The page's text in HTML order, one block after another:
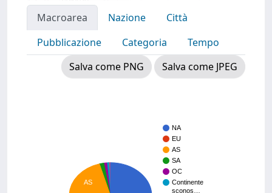
Macroarea Nazione
Città
Pubblicazione
Categoria
Tempo
Salva come PNG
Salva come JPEG
NA
EU
AS
SA
OC
Continente
sconos…
AS